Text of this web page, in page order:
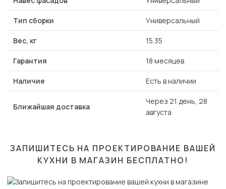
Тип сборки Универсальный
Вес, кг 15.35
Гарантия 18 месяцев
Наличие Есть в наличии
Ближайшая доставка
Через 21 день, 28
августа
ЗАПИШИТЕСЬ НА ПРОЕКТИРОВАНИЕ ВАШЕЙ
КУХНИ В МАГАЗИН БЕСПЛАТНО!